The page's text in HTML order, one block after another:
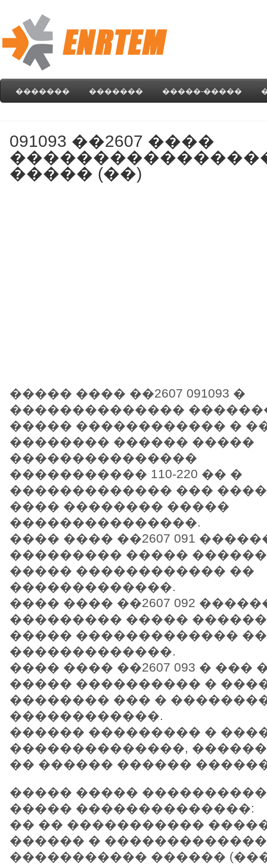
������� ������� �����-�����
091093 ��2607 ����
����� (��)
����� ���� ��2607 091093 �
��������������
����� ������������ �
�������� ������ �����
���������������
����������� 110-220 �� �
������������� ���
���� �������� �����
���������������.
���� ���� ��2607 091
��������� �����
����� ������������ ��
�������������.
���� ���� ��2607 092
��������� �����
����� ������������� ��
�������������.
���� ���� ��2607 093 �
����� ���������� �
�������� ��� �
������������.
������ ��������� �
��������������,
�� ������ ������
����� �����
����� ��������������:
�� �� �����������
������ �
����������� ������